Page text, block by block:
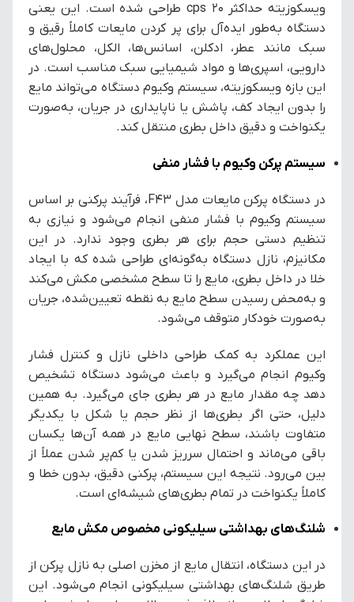
ویسکوزیته حداکثر ۲۰ cps طراحی شده است. این یعنی
دستگاه به‌طور ایده‌آل برای پر کردن مایعات کاملاً رقیق و
سبک مانند عطر، ادکلن، اسانس‌ها، الکل، محلول‌های
دارویی، اسپری‌ها و مواد شیمیایی سبک مناسب است. در
این بازه ویسکوزیته، سیستم وکیوم دستگاه می‌تواند مایع
را بدون ایجاد کف، پاشش یا ناپایداری در جریان، به‌صورت
یکنواخت و دقیق داخل بطری منتقل کند.
سیستم پرکن وکیوم با فشار منفی
در دستگاه پرکن مایعات مدل F43، فرآیند پرکنی بر اساس
سیستم وکیوم با فشار منفی انجام می‌شود و نیازی به
تنظیم دستی حجم برای هر بطری وجود ندارد. در این
مکانیزم، نازل دستگاه به‌گونه‌ای طراحی شده که با ایجاد
خلا در داخل بطری، مایع را تا سطح مشخصی مکش می‌کند
و به‌محض رسیدن سطح مایع به نقطه تعیین‌شده، جریان
به‌صورت خودکار متوقف می‌شود.
این عملکرد به کمک طراحی داخلی نازل و کنترل فشار
وکیوم انجام می‌گیرد و باعث می‌شود دستگاه تشخیص
دهد چه مقدار مایع در هر بطری جای می‌گیرد. به همین
دلیل، حتی اگر بطری‌ها از نظر حجم یا شکل با یکدیگر
متفاوت باشند، سطح نهایی مایع در همه آن‌ها یکسان
باقی می‌ماند و احتمال سرریز شدن یا کم‌پر شدن عملاً از
بین می‌رود. نتیجه این سیستم، پرکنی دقیق، بدون خطا و
کاملاً یکنواخت در تمام بطری‌های شیشه‌ای است.
شلنگ‌های بهداشتی سیلیکونی مخصوص مکش مایع
در این دستگاه، انتقال مایع از مخزن اصلی به نازل پرکن از
طریق شلنگ‌های بهداشتی سیلیکونی انجام می‌شود. این